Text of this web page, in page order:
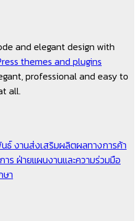
and elegant design with
themes and plugins
professional and easy to
all.
ธ์งานส่งเสริมผลิตผลทางการค้า
าร ฝ่ายแผนงานและความร่วมมือ
ษา